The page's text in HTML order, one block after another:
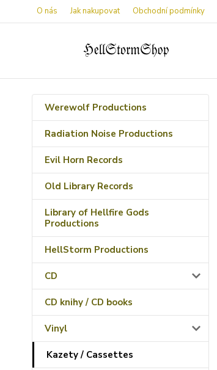
O nás Jak nakupovat Obchodní podmínky
Werewolf Productions
Radiation Noise Productions
Evil Horn Records
Old Library Records
Library of Hellfire Gods
Productions
HellStorm Productions
CD
CD knihy / CD books
Vinyl
Kazety / Cassettes